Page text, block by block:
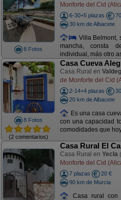
8 Fotos
Monforte del Cid
6-30+5 plazas
30 km de Albacete
Villa Belmont,
mancha, consta
individual, más otro
8 Fotos
(2 comentarios)
Casa Cueva
Casa Rural en
de Monforte del Cid
2-14+4 plazas
20 km de Albacete
Es una casa
con una capacidad
comodidades que
Casa Rural El
Casa Rural en Yecla
Monforte del Cid
7 plazas
20 €
90 km de Murcia
Casa rural con